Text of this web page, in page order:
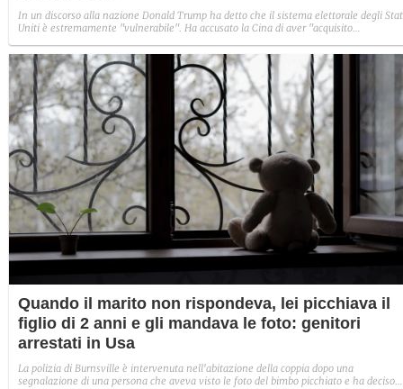
In un discorso alla nazione Donald Trump ha detto che il sistema elettorale degli
Uniti è estremamente "vulnerabile". Ha accusato la Cina di aver "acquisito
elezioni nel 2020. Ha anche affermato che dei nuovi documenti dell'intelligence gli
avrebbero dato ragione: in realtà, lo smentiscono.
Quando il marito non rispondeva, lei picchiava il
figlio di 2 anni e gli mandava le foto: genitori
arrestati in Usa
La polizia di Burnsville è intervenuta nell'abitazione della coppia dopo una
segnalazione di una persona che aveva visto le foto del bimbo picchiato e ha deciso